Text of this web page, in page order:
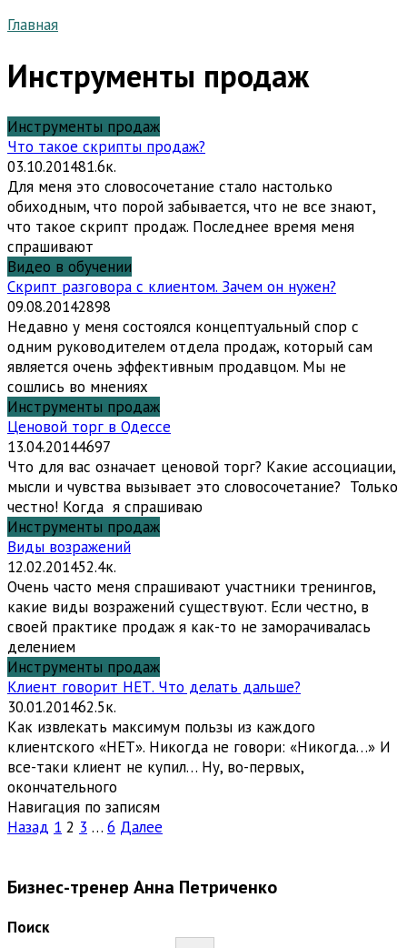
Главная
Инструменты продаж
Инструменты продаж
Что такое скрипты продаж?
03.10.201481.6к.
Для меня это словосочетание стало настолько
обиходным, что порой забывается, что не все знают,
что такое скрипт продаж. Последнее время меня
спрашивают
Видео в обучении
Скрипт разговора с клиентом. Зачем он нужен?
09.08.20142898
Недавно у меня состоялся концептуальный спор с
одним руководителем отдела продаж, который сам
является очень эффективным продавцом. Мы не
сошлись во мнениях
Инструменты продаж
Ценовой торг в Одессе
13.04.20144697
Что для вас означает ценовой торг? Какие ассоциации,
мысли и чувства вызывает это словосочетание? Только
честно! Когда я спрашиваю
Инструменты продаж
Виды возражений
12.02.201452.4к.
Очень часто меня спрашивают участники тренингов,
какие виды возражений существуют. Если честно, в
своей практике продаж я как-то не заморачивалась
делением
Инструменты продаж
Клиент говорит НЕТ. Что делать дальше?
30.01.201462.5к.
Как извлекать максимум пользы из каждого
клиентского «НЕТ». Никогда не говори: «Никогда…» И
все-таки клиент не купил… Ну, во-первых,
окончательного
Навигация по записям
Назад 1 2 3 … 6 Далее
Бизнес-тренер Анна Петриченко
Поиск